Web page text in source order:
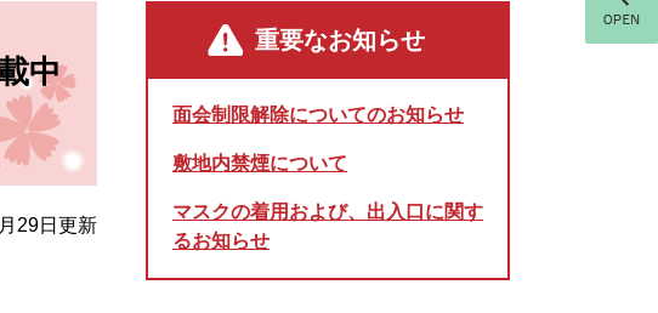
中
29日更新
重要なお知らせ
面会制限解除についてのお知らせ
敷地内禁煙について
マスクの着用および、出入口に関す
るお知らせ